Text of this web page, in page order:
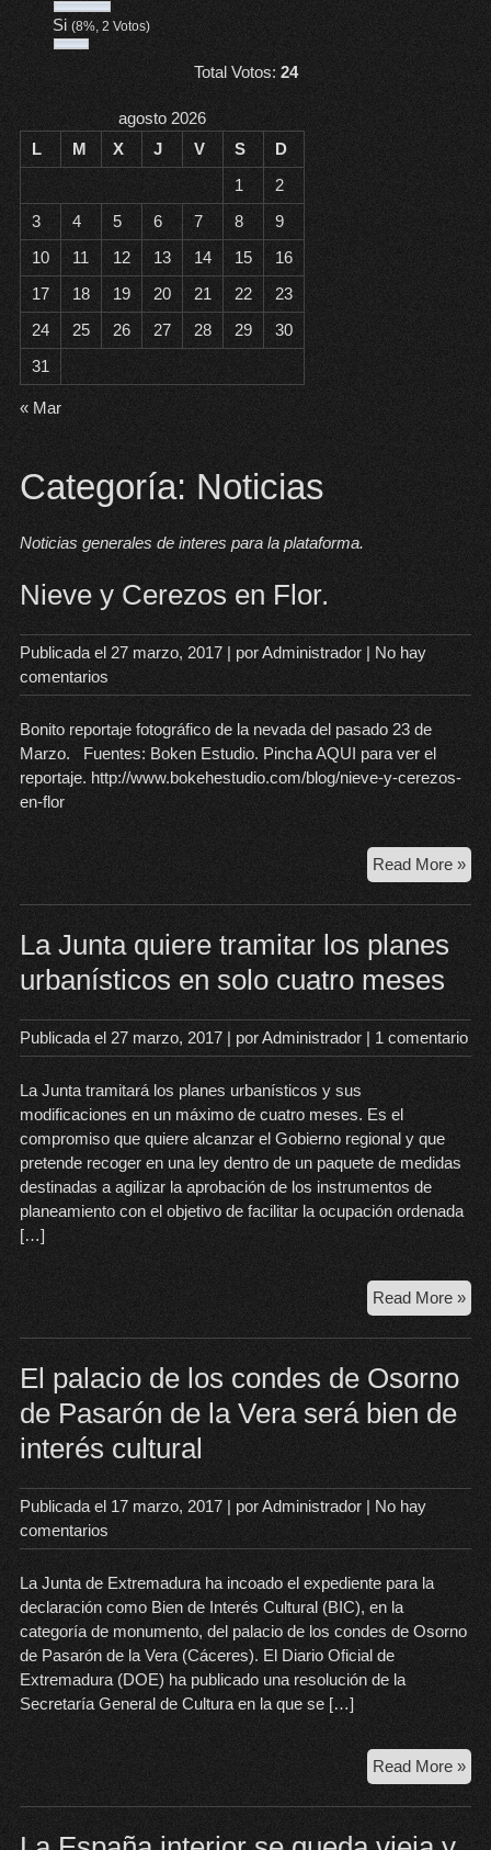
Si (8%, 2 Votos)
Total Votos: 24
agosto 2026
L
M X J V S
D
1
2
3
4 5 6 7 8
9
10
11 12 13 14 15
16
17
18 19 20 21 22
23
24
25 26 27 28 29
30
31
« Mar
Categoría:Noticias
Noticias generales de interes para la plataforma.
Nieve y Cerezos en Flor.
Publicada el 27 marzo, 2017| porAdministrador| No hay
comentarios
Bonito reportaje fotográfico de la nevada del pasado 23 de
Marzo. Fuentes: Boken Estudio. Pincha AQUI para ver el
reportaje. http://www.bokehestudio.com/blog/nieve-y-cerezos-
en-flor
Read More »
y
La Junta quiere tramitar los planes
urbanísticos en solo cuatro meses
Publicada el 27 marzo, 2017| porAdministrador| 1 comentario
La Junta tramitará los planes urbanísticos y sus
modificaciones en un máximo de cuatro meses. Es el
compromiso que quiere alcanzar el Gobierno regional y que
pretende recoger en una ley dentro de un paquete de medidas
destinadas a agilizar la aprobación de los instrumentos de
planeamiento con el objetivo de facilitar la ocupación ordenada
[…]
Read More »La
los
El palacio de los condes de Osorno
de Pasarón de la Vera será bien de
interés cultural
Publicada el 17 marzo, 2017| porAdministrador| No hay
comentarios
La Junta de Extremadura ha incoado el expediente para la
declaración como Bien de Interés Cultural (BIC), en la
categoría de monumento, del palacio de los condes de Osorno
de Pasarón de la Vera (Cáceres). El Diario Oficial de
Extremadura (DOE) ha publicado una resolución de la
Secretaría General de Cultura en la que se […]
Read More »El
de
los